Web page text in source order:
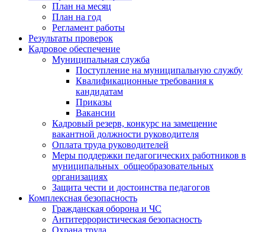
План на месяц
План на год
Регламент работы
Результаты проверок
Кадровое обеспечение
Муниципальная служба
Поступление на муниципальную службу
Квалификационные требования к
кандидатам
Приказы
Вакансии
Кадровый резерв, конкурс на замещение
вакантной должности руководителя
Оплата труда руководителей
Меры поддержки педагогических работников в
муниципальных общеобразовательных
организациях
Защита чести и достоинства педагогов
Комплексная безопасность
Гражданская оборона и ЧС
Антитеррористическая безопасность